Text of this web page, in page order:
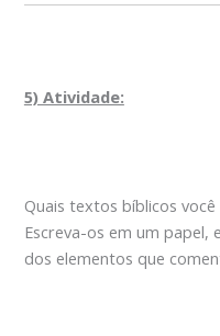
5) Atividade:
Quais textos bíblicos
Escreva-os em um papel,
dos elementos que